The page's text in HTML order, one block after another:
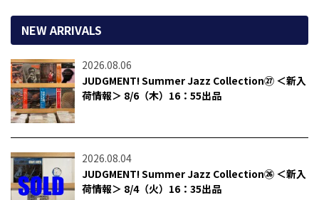
NEW ARRIVALS
2026.08.06
JUDGMENT! Summer Jazz Collection㉗ ＜新入
荷情報＞ 8/6（木）16：55出品
2026.08.04
JUDGMENT! Summer Jazz Collection㉖ ＜新入
荷情報＞ 8/4（火）16：35出品